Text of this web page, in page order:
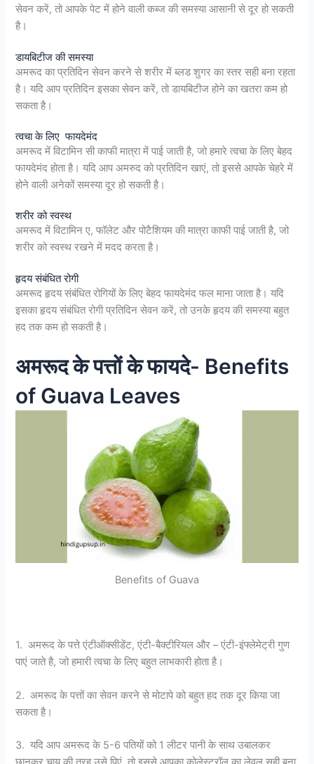
सेवन करें, तो आपके पेट में होने वाली कब्ज की समस्या आसानी से दूर हो सकती
है।
डायबिटीज की समस्या
अमरूद का प्रतिदिन सेवन करने से शरीर में ब्लड शुगर का स्तर सही बना रहता
है। यदि आप प्रतिदिन इसका सेवन करें, तो डायबिटीज होने का खतरा कम हो
सकता है।
त्वचा के लिए फायदेमंद
अमरूद में विटामिन सी काफी मात्रा में पाई जाती है, जो हमारे त्वचा के लिए बेहद
फायदेमंद होता है। यदि आप अमरुद को प्रतिदिन खाएं, तो इससे आपके चेहरे में
होने वाली अनेकों समस्या दूर हो सकती है।
शरीर को स्वस्थ
अमरूद में विटामिन ए, फॉलेट और पोटैशियम की मात्रा काफी पाई जाती है, जो
शरीर को स्वस्थ रखने में मदद करता है।
हृदय संबंधित रोगी
अमरूद हृदय संबंधित रोगियों के लिए बेहद फायदेमंद फल माना जाता है। यदि
इसका हृदय संबंधित रोगी प्रतिदिन सेवन करें, तो उनके हृदय की समस्या बहुत
हद तक कम हो सकती है।
अमरूद के पत्तों के फायदे- Benefits
of Guava Leaves
Benefits of Guava
1. अमरूद के पत्ते एंटीऑक्सीडेंट, एंटी-बैक्टीरियल और – एंटी-इंफ्लेमेट्री गुण
पाएं जाते है, जो हमारी त्वचा के लिए बहुत लाभकारी होता है।
2. अमरूद के पत्तों का सेवन करने से मोटापे को बहुत हद तक दूर किया जा
सकता है।
3. यदि आप अमरूद के 5-6 पतियों को 1 लीटर पानी के साथ उबालकर